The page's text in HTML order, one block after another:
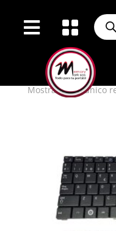
  de
/ Productos
N150
Mostrando el único